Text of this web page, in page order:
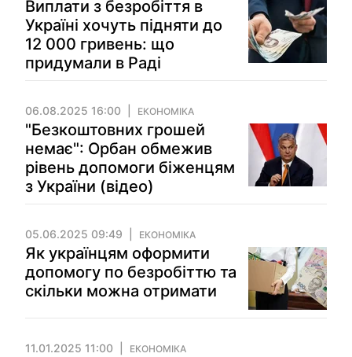
Виплати з безробіття в
Україні хочуть підняти до
12 000 гривень: що
придумали в Раді
06.08.2025 16:00 ЕКОНОМІКА
"Безкоштовних грошей
немає": Орбан обмежив
рівень допомоги біженцям
з України (відео)
05.06.2025 09:49 ЕКОНОМІКА
Як українцям оформити
допомогу по безробіттю та
скільки можна отримати
11.01.2025 11:00 ЕКОНОМІКА